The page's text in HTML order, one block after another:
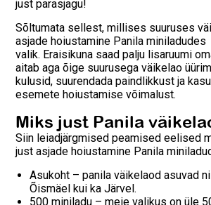
just parasjagu!
Sõltumata sellest, millises suuruses
asjade hoiustamine Panila
valik. Eraisikuna saad palju lisaruumi
aitab aga õige suurusega väikelao
kulusid, suurendada paindlikkust ja
esemete hoiustamise võimalust.
Miks just Panila
Siin leiadjärgmised peamised eelised
just asjade hoiustamine Panila
Asukoht – panila väikelaod asuvad
Õismäel kui ka Järvel.
500 miniladu – meie valikus on üle